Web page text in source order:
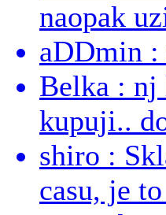
naopak
aDDmin :
Belka : nj
kupuji..
shiro :
casu, je